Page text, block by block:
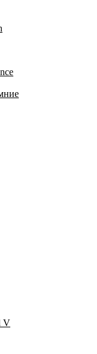
V